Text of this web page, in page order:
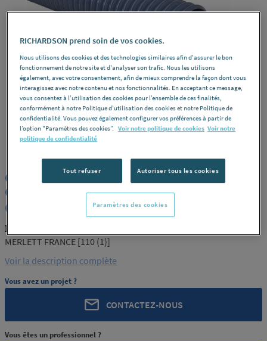
MERLETT
GAINE PVC SPIRE PVC INTER.LISSE
OREGON 110 MERLETT FRANCE [110
(1)]
MERLETT 110 (1)
MERLETT FRANCE [110 (1)]
Voir la description complète
Vous avez un projet ?
CONTACTEZ-NOUS
Vous êtes un professionnel ?
RICHARDSON prend soin de vos cookies.
Nous utilisons des cookies et des technologies similaires afin d'assurer le bon
fonctionnement de notre site et d'analyser son trafic. Nous les utilisons
également, avec votre consentement, afin de mieux comprendre la façon dont vous
interagissez avec notre contenu et nos fonctionnalités. En acceptant ce message,
vous consentez à l’utilisation des cookies pour l’ensemble de ces finalités,
conformément à notre Politique d'utilisation des cookies et notre Politique de
confidentialité. Vous pouvez également configurer vos préférences à partir de
l’option "Paramètres des cookies”. Voir notre politique de cookies Voir notre
politique de confidentialité
Tout refuser Autoriser tous les cookies
Paramètres des cookies